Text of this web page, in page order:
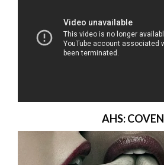
AHS: COVEN